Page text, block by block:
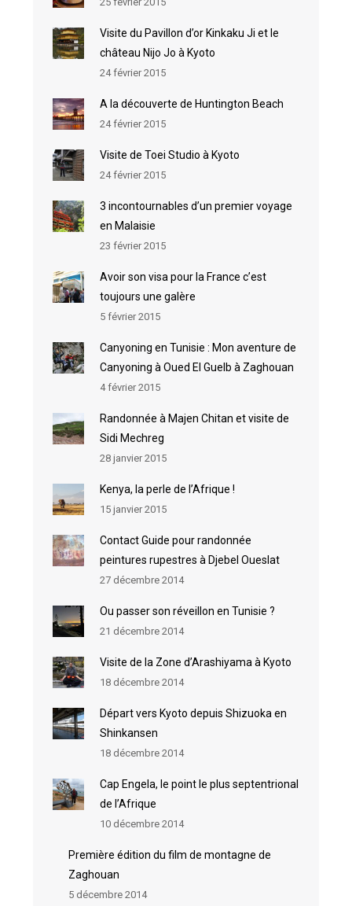
Visite du Pavillon d’or Kinkaku Ji et le
château Nijo Jo à Kyoto
24 février 2015
A la découverte de Huntington Beach
24 février 2015
Visite de Toei Studio à Kyoto
24 février 2015
3 incontournables d’un premier voyage
en Malaisie
23 février 2015
Avoir son visa pour la France c’est
toujours une galère
5 février 2015
Canyoning en Tunisie : Mon aventure de
Canyoning à Oued El Guelb à Zaghouan
4 février 2015
Randonnée à Majen Chitan et visite de
Sidi Mechreg
28 janvier 2015
Kenya, la perle de l’Afrique !
15 janvier 2015
Contact Guide pour randonnée
peintures rupestres à Djebel Oueslat
27 décembre 2014
Ou passer son réveillon en Tunisie ?
21 décembre 2014
Visite de la Zone d’Arashiyama à Kyoto
18 décembre 2014
Départ vers Kyoto depuis Shizuoka en
Shinkansen
18 décembre 2014
Cap Engela, le point le plus septentrional
de l’Afrique
10 décembre 2014
Première édition du film de montagne de
Zaghouan
5 décembre 2014